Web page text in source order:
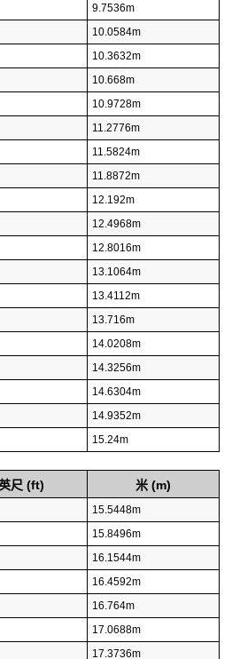
9.7536m
10.0584m
10.3632m
10.668m
10.9728m
11.2776m
11.5824m
11.8872m
12.192m
12.4968m
12.8016m
13.1064m
13.4112m
13.716m
14.0208m
14.3256m
14.6304m
14.9352m
15.24m
尺 (ft)
米 (m)
15.5448m
15.8496m
16.1544m
16.4592m
16.764m
17.0688m
17.3736m